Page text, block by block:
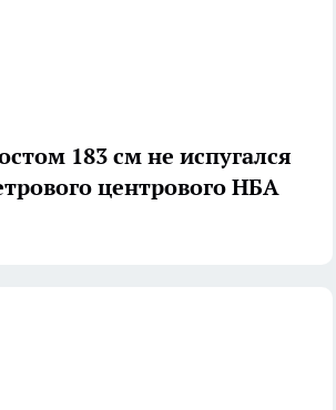
183 см не испугался
центрового НБА